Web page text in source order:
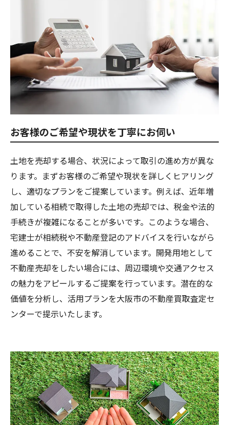
お客様のご希望や現状を丁寧にお伺い
土地を売却する場合、状況によって取引の進め方が異な
ります。まずお客様のご希望や現状を詳しくヒアリング
し、適切なプランをご提案しています。例えば、近年増
加している相続で取得した土地の売却では、税金や法的
手続きが複雑になることが多いです。このような場合、
宅建士が相続税や不動産登記のアドバイスを行いながら
進めることで、不安を解消しています。開発用地として
不動産売却をしたい場合には、周辺環境や交通アクセス
の魅力をアピールするご提案を行っています。潜在的な
価値を分析し、活用プランを大阪市の不動産買取査定セ
ンターで提示いたします。